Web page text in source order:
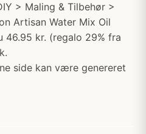
> Maling & Tilbehør >
Artisan Water Mix Oil
46.95 kr. (regalo 29% fra
side kan være genereret